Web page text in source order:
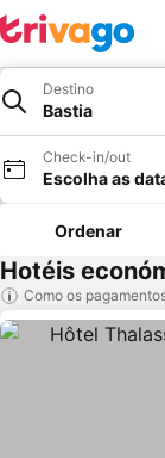
Destino
Bastia
Check-in/out
Escolha as
Ordenar
Hotéis
Como os